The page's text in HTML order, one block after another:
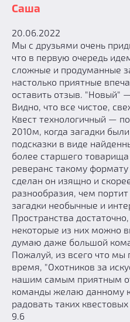
Саша
20.06.2022
Мы с друзьями очень
что в первую очередь
сложные и продуманные
настолько приятные
оставить отзыв. "Новый"
Видно, что все чистое,
Квест технологичный —
2010м, когда загадки
подсказки в виде
более старшего
реверанс такому
сделан он изящно и
разнообразия, чем
загадки необычные и
Пространства
некоторые из них можно
думаю даже большой
Пожалуй, из всего что мы
время, "Охотников за
нашим самым приятным
команды желаю данному
радовать таких
9.6